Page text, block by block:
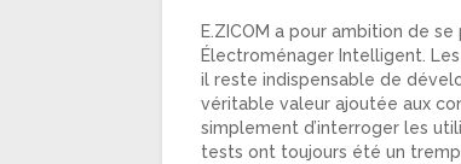
E.ZICOM a pour ambition de
Électroménager Intelligent.
il reste indispensable de
véritable valeur ajoutée aux
simplement d’interroger les
tests ont toujours été un